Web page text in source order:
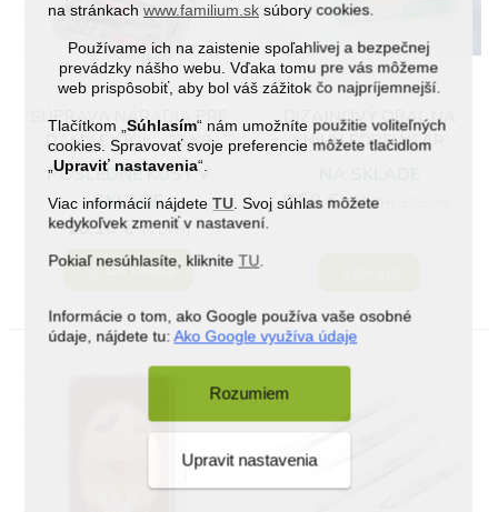
na stránkachwww.familium.sk súbory cookies.
Používame ich na zaistenie spoľahlivej a bezpečnej
prevádzky nášho webu. Vďaka tomu pre vás môžeme
web prispôsobiť, aby bol váš zážitok čo najpríjemnejší.
Tlačítkom „Súhlasím“ nám umožníte použitie voliteľných
cookies. Spravovať svoje preferencie môžete tlačidlom
„Upraviť nastavenia“.
Viac informácií nájdete TU . Svoj súhlas môžete
kedykoľvek zmeniť v nastavení.
Pokiaľ nesúhlasíte, klikniteTU.
Informácie o tom, ako Google používa vaše osobné
údaje, nájdete tu:Ako Google využíva údaje
Rozumiem
Upravit nastavenia
SÚPRAVA NÁRADIA PRE
DÁMY EXTOL - 23 KS
POSLEDNÉ KUSY V
SKLADE
20,10 € (s DPH)
Do košíka
DIZAJNOVÝ OBAL NA
KNIHU FOREWEAR
8,50 € (s DPH)